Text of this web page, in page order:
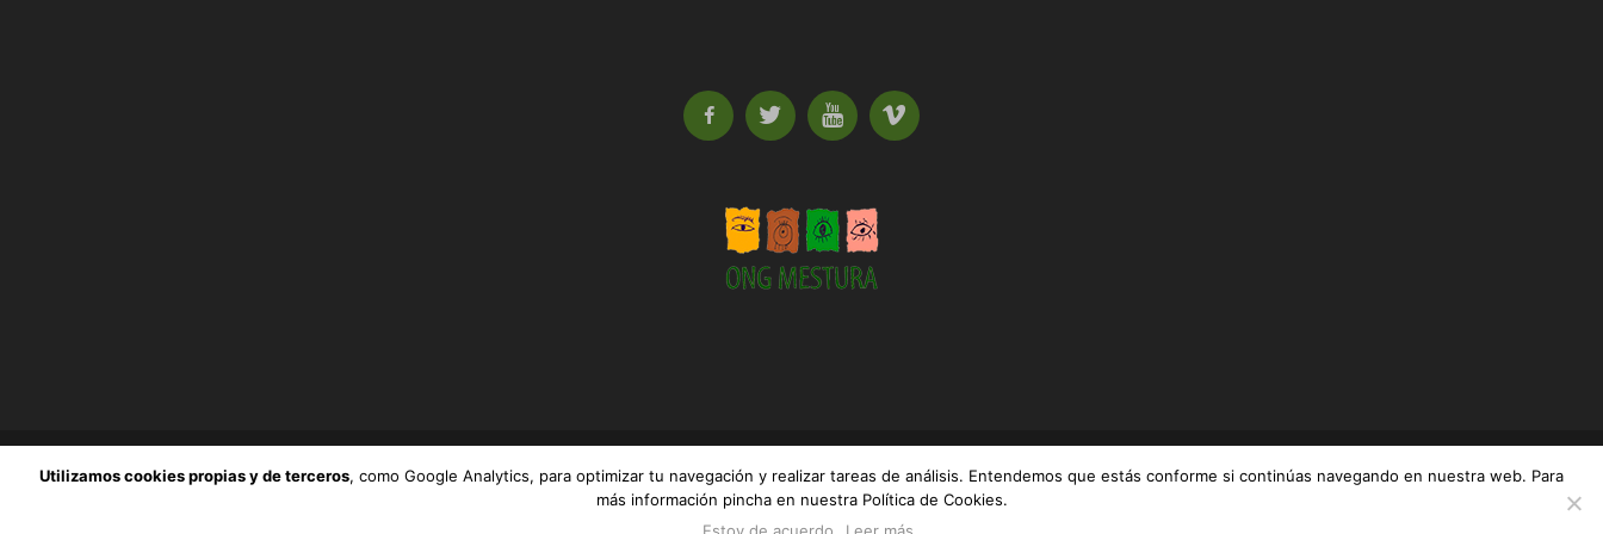
AVISO LEGAL|MAPA DEL SITIO
Utilizamos cookies propias y de terceros, como Google Analytics, para optimizar tu navegación y realizar tareas de análisis. Entendemos que estás conforme si continúas navegando en nuestra web. Para
más información pincha en nuestra Política de Cookies.